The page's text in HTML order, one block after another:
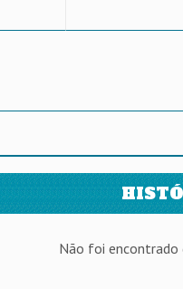
Não foi encontrado